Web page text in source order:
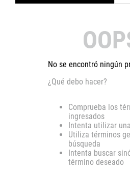
No se encontró ningún
¿Qué debo hacer?
Comprueba los
ingresados
Intenta utilizar
Utiliza términos
búsqueda
Intenta buscar
término deseado